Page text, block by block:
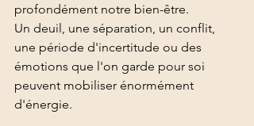
profondément notre bien-être.
Un deuil, une séparation, un conflit,
une période d'incertitude ou des
émotions que l'on garde pour soi
peuvent mobiliser énormément
d'énergie.